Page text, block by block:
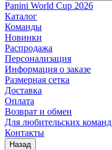
Panini World Cup 2026
Каталог
Команды
Новинки
Распродажа
Персонализация
Информация о заказе
Размерная сетка
Доставка
Оплата
Возврат и обмен
Для любительских команд
Контакты
Назад